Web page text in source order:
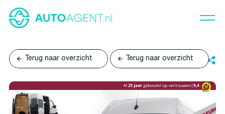
Terug naar overzicht Terug naar overzicht